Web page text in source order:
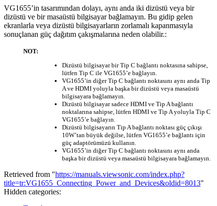
VG1655’in tasarımından dolayı, aynı anda iki dizüstü veya bir
dizüstü ve bir masaüstü bilgisayar bağlamayın. Bu gidip gelen
ekranlarla veya dizüstü bilgisayarların zorlamalı kapanmasıyla
sonuçlanan güç dağıtım çakışmalarına neden olabilir.:
NOT:
Dizüstü bilgisayar bir Tip C bağlantı noktasına sahipse,
lütfen Tip C ile VG1655’e bağlayın.
VG1655’in diğer Tip C bağlantı noktasını aynı anda Tip
A ve HDMI yoluyla başka bir dizüstü veya masaüstü
bilgisayara bağlamayın.
Dizüstü bilgisayar sadece HDMI ve Tip A bağlantı
noktalarına sahipse, lütfen HDMI ve Tip A yoluyla Tip C
VG1655’e bağlayın.
Dizüstü bilgisayarın Tip A bağlantı noktası güç çıkışı
10W’tan büyük değilse, lütfen VG1655’e bağlantı için
güç adaptörümüzü kullanın.
VG1655’in diğer Tip C bağlantı noktasını aynı anda
başka bir dizüstü veya masaüstü bilgisayara bağlamayın.
Retrieved from "https://manuals.viewsonic.com/index.php?
title=tr:VG1655_Connecting_Power_and_Devices&oldid=8013"
Hidden categories: